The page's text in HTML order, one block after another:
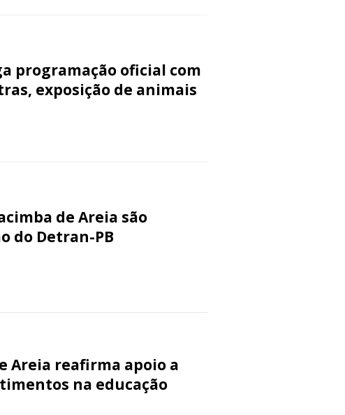
programação oficial com
exposição de animais
de Areia são
do Detran-PB
Areia reafirma apoio a
na educação